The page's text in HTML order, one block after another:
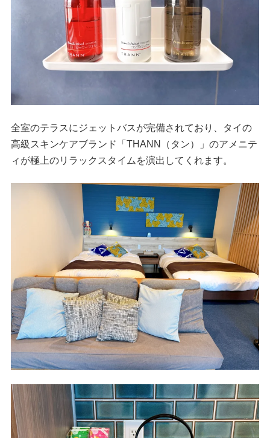
全室のテラスにジェットバスが完備されており、タイの
高級スキンケアブランド「THANN（タン）」のアメニテ
ィが極上のリラックスタイムを演出してくれます。